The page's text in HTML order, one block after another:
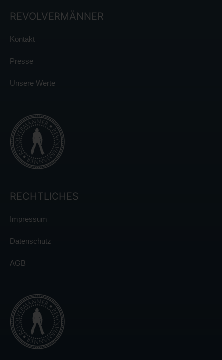
REVOLVERMÄNNER
Kontakt
Presse
Unsere Werte
RECHTLICHES
Impressum
Datenschutz
AGB